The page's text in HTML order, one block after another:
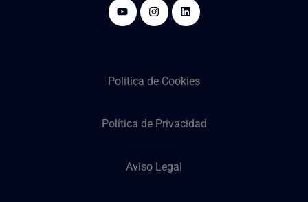
Política de Cookies
Política de Privacidad
Aviso Legal